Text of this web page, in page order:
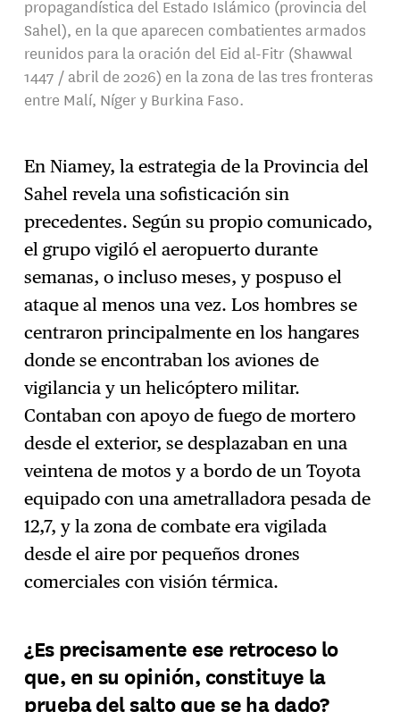
propagandística del Estado Islámico (provincia del
Sahel), en la que aparecen combatientes armados
reunidos para la oración del Eid al-Fitr (Shawwal
1447 / abril de 2026) en la zona de las tres fronteras
entre Malí, Níger y Burkina Faso.
En Niamey, la estrategia de la Provincia del
Sahel revela una sofisticación sin
precedentes. Según su propio comunicado,
el grupo vigiló el aeropuerto durante
semanas, o incluso meses, y pospuso el
ataque al menos una vez. Los hombres se
centraron principalmente en los hangares
donde se encontraban los aviones de
vigilancia y un helicóptero militar.
Contaban con apoyo de fuego de mortero
desde el exterior, se desplazaban en una
veintena de motos y a bordo de un Toyota
equipado con una ametralladora pesada de
12,7, y la zona de combate era vigilada
desde el aire por pequeños drones
comerciales con visión térmica.
¿Es precisamente ese retroceso lo
que, en su opinión, constituye la
prueba del salto que se ha dado?